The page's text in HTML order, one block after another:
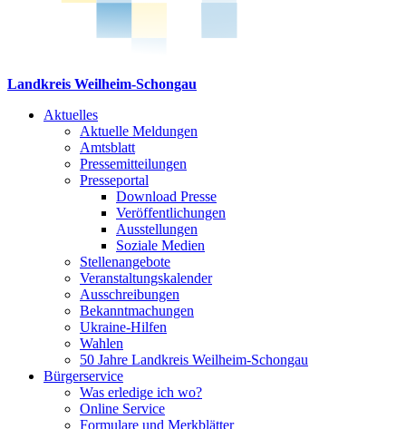
Landkreis Weilheim-Schongau
Aktuelles
Aktuelle Meldungen
Amtsblatt
Pressemitteilungen
Presseportal
Download Presse
Veröffentlichungen
Ausstellungen
Soziale Medien
Stellenangebote
Veranstaltungskalender
Ausschreibungen
Bekanntmachungen
Ukraine-Hilfen
Wahlen
50 Jahre Landkreis Weilheim-Schongau
Bürgerservice
Was erledige ich wo?
Online Service
Formulare und Merkblätter